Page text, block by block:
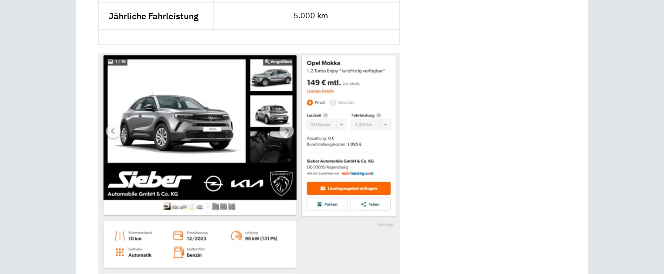
Jährliche Fahrleistung 5.000 km